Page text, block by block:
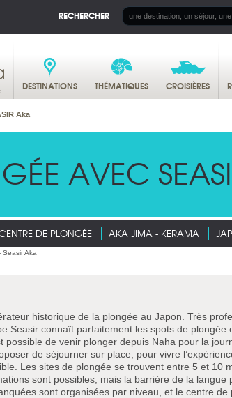
RECHERCHER
DESTINATIONS THÉMATIQUES CROISIÈRES
Aka
AVEC
DE PLONGÉE AKA JIMA - KERAMA
historique de la plongée au Japon. Très
Seasir connaît parfaitement les spots de plongée
possible de venir plonger depuis Naha pour la
de séjourner sur place, pour vivre
Les sites de plongée se trouvent entre 5 et 10
sont possibles, mais la barrière de la langue
sont organisées par niveau, et le centre de